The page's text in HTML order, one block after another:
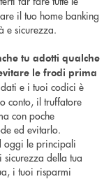
il tuo home banking
e sicurezza.
tu adotti qualche
le frodi prima
e i tuoi codici è
conto, il truffatore
con poche
ed evitarlo.
oggi le principali
della tua
i tuoi risparmi